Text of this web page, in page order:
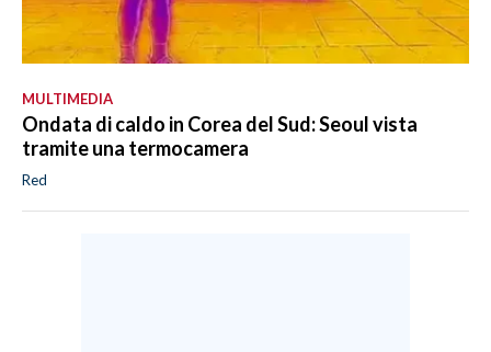
MULTIMEDIA
Ondata di caldo in Corea del Sud: Seoul vista
tramite una termocamera
Red